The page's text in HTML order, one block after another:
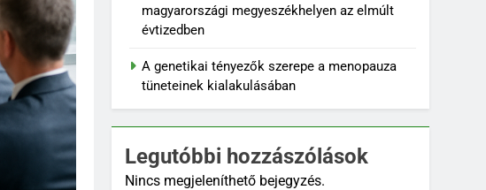
magyarországi megyeszékhelyen az elmúlt
évtizedben
A genetikai tényezők szerepe a menopauza
tüneteinek kialakulásában
Legutóbbi hozzászólások
Nincs megjeleníthető bejegyzés.